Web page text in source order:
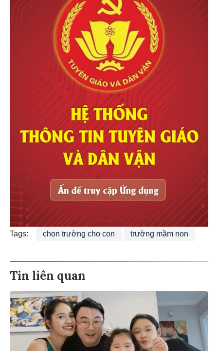
Tags: chọn trường cho con trường mầm non
Tin liên quan